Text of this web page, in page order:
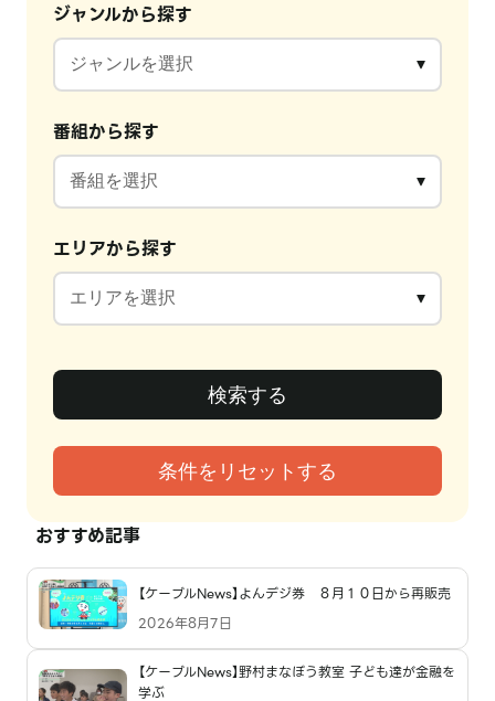
ジャンルから探す
番組から探す
エリアから探す
おすすめ記事
【ケーブルNews】よんデジ券 ８月１０日から再販売
2026年8月7日
【ケーブルNews】野村まなぼう教室 子ども達が金融を
学ぶ